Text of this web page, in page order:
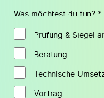
Was möchtest du tun? *
Prüfung & Siegel
Beratung
Technische
Vortrag